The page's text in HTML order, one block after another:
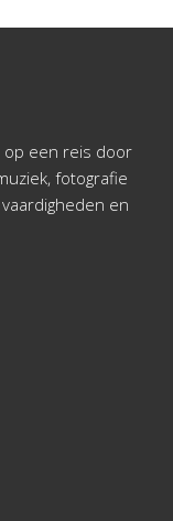
op een reis door
fotografie
en